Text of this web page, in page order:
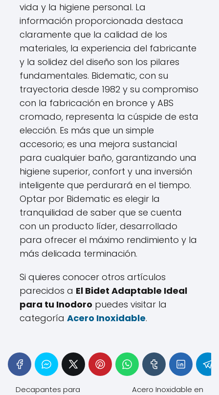
vida y la higiene personal. La
información proporcionada destaca
claramente que la calidad de los
materiales, la experiencia del fabricante
y la solidez del diseño son los pilares
fundamentales. Bidematic, con su
trayectoria desde 1982 y su compromiso
con la fabricación en bronce y ABS
cromado, representa la cúspide de esta
elección. Es más que un simple
accesorio; es una mejora sustancial
para cualquier baño, garantizando una
higiene superior, confort y una inversión
inteligente que perdurará en el tiempo.
Optar por Bidematic es elegir la
tranquilidad de saber que se cuenta
con un producto líder, desarrollado
para ofrecer el máximo rendimiento y la
más delicada terminación.
Si quieres conocer otros artículos
parecidos a El Bidet Adaptable Ideal
para tu Inodoro puedes visitar la
categoría Acero Inoxidable.
Decapantes para
Acero Inoxidable en